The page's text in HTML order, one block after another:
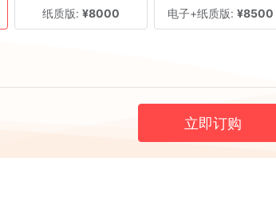
纸质版: ¥8000 电子+纸质版: ¥8500
立即订购